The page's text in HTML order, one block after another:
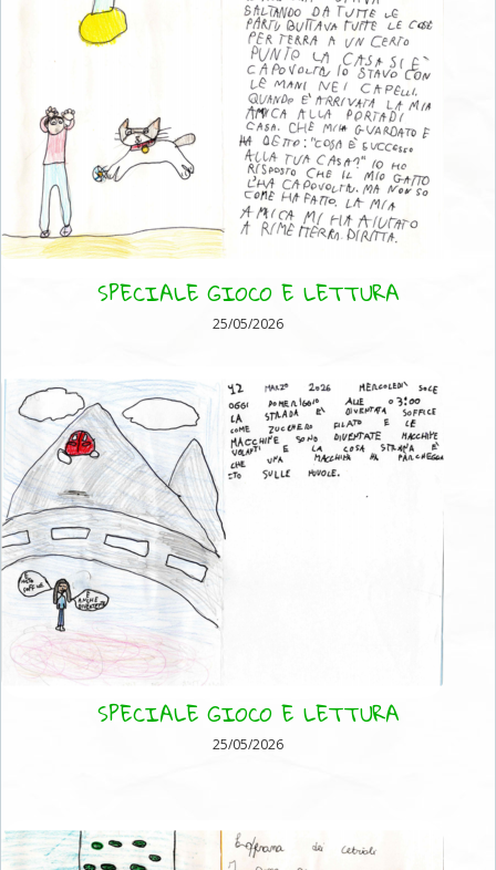
SPECIALE GIOCO E LETTURA
25/05/2026
SPECIALE GIOCO E LETTURA
25/05/2026